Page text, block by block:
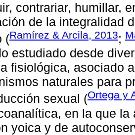
contrariar, humillar,
de la integralidad
(Ramírez & Arcila, 2013;
estudiado desde
fisiológica, asociado
naturales para
sexual (Ortega y
en la que
yoica y de